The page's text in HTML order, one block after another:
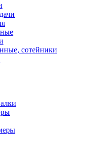
сотейники